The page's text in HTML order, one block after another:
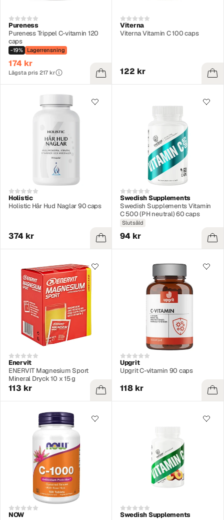
Pureness
Pureness Trippel C-vitamin 120
caps
-19% Lagerrensning
174 kr
Lägsta pris 217 kr
Viterna
Viterna Vitamin C 100 caps
122 kr
Holistic
Holistic Hår Hud Naglar 90 caps
374 kr
Swedish Supplements
Swedish Supplements Vitamin
C 500 (PH neutral) 60 caps
Slutsåld
94 kr
Enervit
ENERVIT Magnesium Sport
Mineral Dryck 10 x 15 g
113 kr
Upgrit
Upgrit C-vitamin 90 caps
118 kr
NOW
Swedish Supplements